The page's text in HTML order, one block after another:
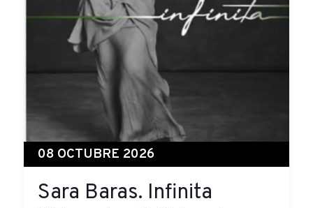
08 OCTUBRE 2026
Sara Baras. Infinita